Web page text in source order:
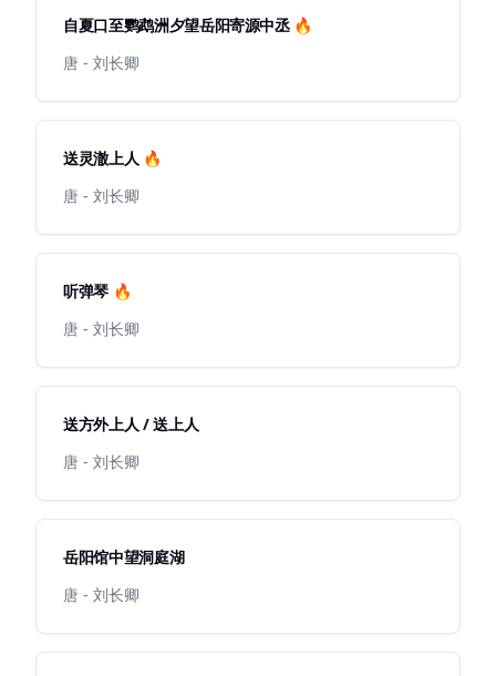
自夏口至鹦鹉洲夕望岳阳寄源中丞 🔥
唐 - 刘长卿
送灵澈上人 🔥
唐 - 刘长卿
听弹琴 🔥
唐 - 刘长卿
送方外上人 / 送上人
唐 - 刘长卿
岳阳馆中望洞庭湖
唐 - 刘长卿